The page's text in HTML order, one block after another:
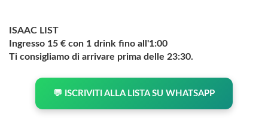
ISAAC LIST
Ingresso 15 € con 1 drink fino all'1:00
Ti consigliamo di arrivare prima delle 23:30.
💬 ISCRIVITI ALLA LISTA SU WHATSAPP